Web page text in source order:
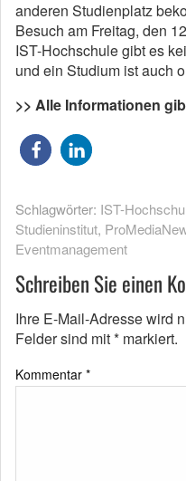
anderen Studienplatz
Besuch am Freitag, den
IST-Hochschule gibt es
und ein Studium ist auch
>> Alle Informationen
Schlagwörter: IST-
Studieninstitut,
Eventmanagement
Schreiben Sie einen
Ihre E-Mail-Adresse wird
Felder sind mit* markiert.
Kommentar *